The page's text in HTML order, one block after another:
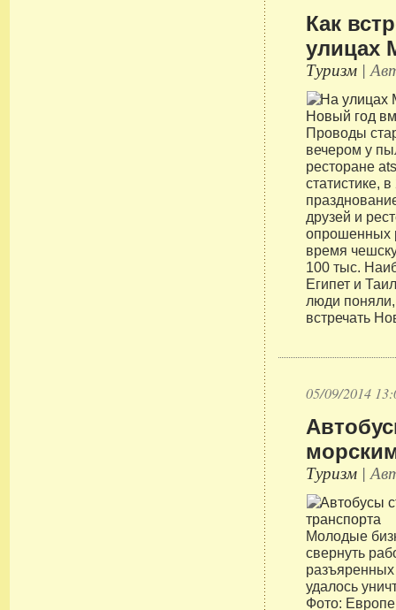
Как
улицах
Туризм |
Проводы
вечером у
ресторане
статистике,
друзей и
опрошенных
время
100 тыс.
Египет и
люди поняли,
встречать
05/09/2014
Туризм |
Молодые
свернуть
удалось
Фото: